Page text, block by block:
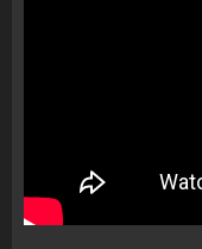
1